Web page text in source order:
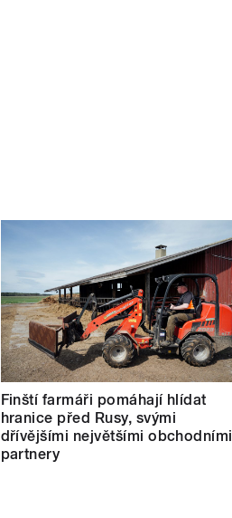
Finští farmáři pomáhají hlídat
hranice před Rusy, svými
dřívějšími největšími obchodními
partnery